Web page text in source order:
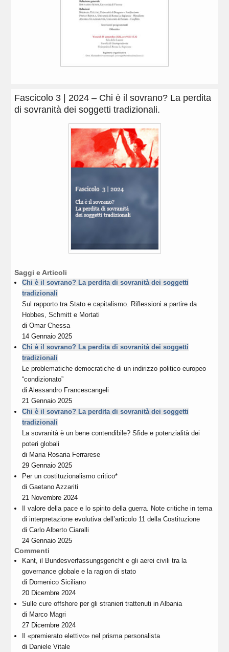
Fascicolo 3 | 2024 – Chi è il sovrano? La perdita
di sovranità dei soggetti tradizionali.
Saggi e Articoli
Chi è il sovrano? La perdita di sovranità dei soggetti
tradizionali
Sul rapporto tra Stato e capitalismo. Riflessioni a partire da
Hobbes, Schmitt e Mortati
diOmar Chessa
14 Gennaio 2025
Chi è il sovrano? La perdita di sovranità dei soggetti
tradizionali
Le problematiche democratiche di un indirizzo politico europeo
“condizionato”
diAlessandro Francescangeli
21 Gennaio 2025
Chi è il sovrano? La perdita di sovranità dei soggetti
tradizionali
La sovranità è un bene contendibile? Sfide e potenzialità dei
poteri globali
di Maria Rosaria Ferrarese
29 Gennaio 2025
Per un costituzionalismo critico*
diGaetano Azzariti
21 Novembre 2024
Il valore della pace e lo spirito della guerra. Note critiche in tema
di interpretazione evolutiva dell’articolo 11 della Costituzione
diCarlo Alberto Ciaralli
24 Gennaio 2025
Commenti
Kant, il Bundesverfassungsgericht e gli aerei civili tra la
governance globale e la ragion di stato
di Domenico Siciliano
20 Dicembre 2024
Sulle cure offshore per gli stranieri trattenuti in Albania
di Marco Magri
27 Dicembre 2024
Il «premierato elettivo» nel prisma personalista
di Daniele Vitale